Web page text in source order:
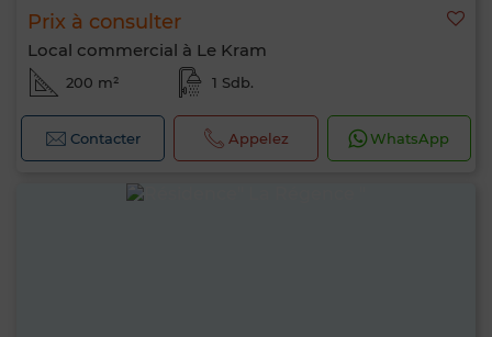
Prix à consulter
Local commercial à Le Kram
200 m² 1 Sdb.
Contacter Appelez WhatsApp